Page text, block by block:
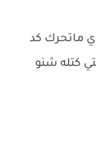
ماتحرك كد
كتله شنو